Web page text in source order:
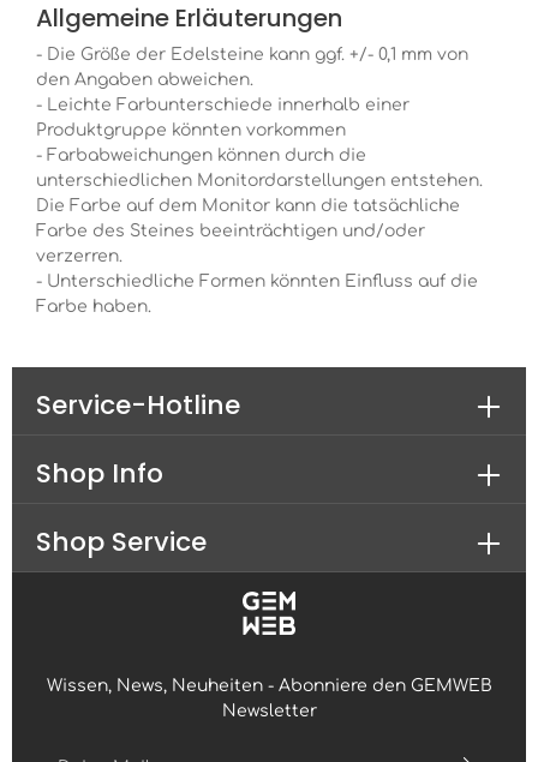
Allgemeine Erläuterungen
- Die Größe der Edelsteine kann ggf. +/- 0,1 mm von
den Angaben abweichen.
- Leichte Farbunterschiede innerhalb einer
Produktgruppe könnten vorkommen
- Farbabweichungen können durch die
unterschiedlichen Monitordarstellungen entstehen.
Die Farbe auf dem Monitor kann die tatsächliche
Farbe des Steines beeinträchtigen und/oder
verzerren.
- Unterschiedliche Formen könnten Einfluss auf die
Farbe haben.
Wissen, News, Neuheiten - Abonniere den GEMWEB
Newsletter
Service-Hotline
Shop Info
Shop Service